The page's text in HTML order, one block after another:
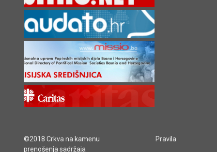
©2018 Crkva na kamenu
Pravila
prenošenja sadržaja